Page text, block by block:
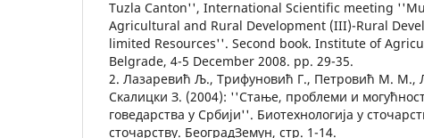
Tuzla Canton'', International Scientific meeting
Agricultural and Rural Development (III)-Rural
limited Resources''. Second book. Institute of
Belgrade, 4-5 December 2008. pp. 29-35.
2. Лазаревић Љ., Трифуновић Г., Петровић М. М.,
Скалицки З. (2004): ''Стање, проблеми и
говедарства у Србији''. Биотехнологија у
сточарству. БеоградЗемун, стр. 1-14.